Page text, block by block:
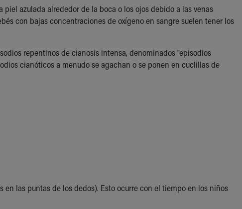
azulada alrededor de la boca o los ojos debido a las venas
con bajas concentraciones de oxígeno en sangre suelen tener los
repentinos de cianosis intensa, denominados "episodios
cianóticos a menudo se agachan o se ponen en cuclillas de
las puntas de los dedos). Esto ocurre con el tiempo en los niños